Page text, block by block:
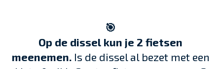
🎯
Op de dissel kun je 2 fietsen
meenemen. Is de dissel al bezet met een